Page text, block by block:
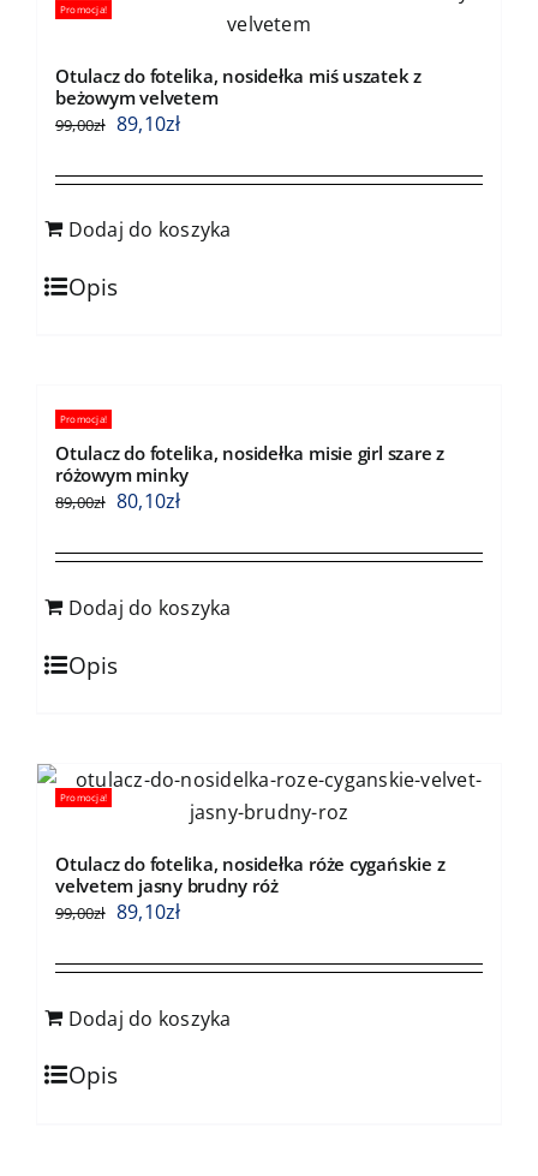
Promocja!
Otulacz do fotelika, nosidełka miś uszatek z
beżowym velvetem
99,00zł 89,10zł
Dodaj do koszyka
Opis
Promocja!
Otulacz do fotelika, nosidełka misie girl szare z
różowym minky
89,00zł 80,10zł
Dodaj do koszyka
Opis
Promocja!
Otulacz do fotelika, nosidełka róże cygańskie z
velvetem jasny brudny róż
99,00zł 89,10zł
Dodaj do koszyka
Opis